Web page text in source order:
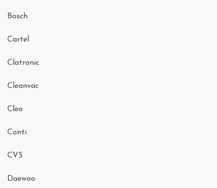
Bosch
Cartel
Clatronic
Cleanvac
Cleo
Conti
CVS
Daewoo